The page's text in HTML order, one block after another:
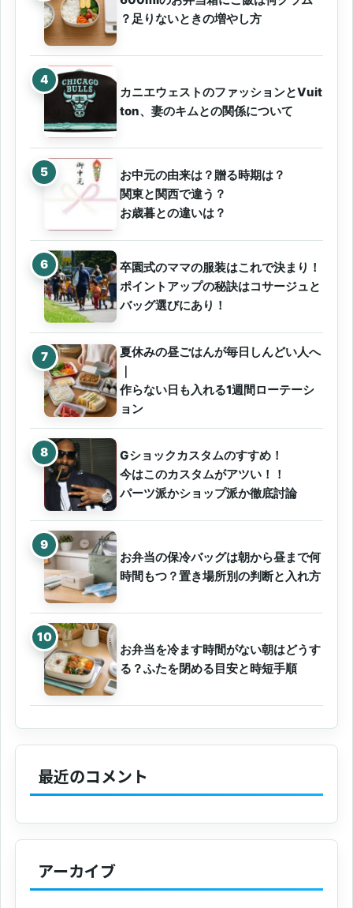
？足りないときの増やし方
カニエウェストのファッションとVuit
ton、妻のキムとの関係について
お中元の由来は？贈る時期は？
関東と関西で違う？
お歳暮との違いは？
卒園式のママの服装はこれで決まり！
ポイントアップの秘訣はコサージュと
バッグ選びにあり！
夏休みの昼ごはんが毎日しんどい人へ
｜
作らない日も入れる1週間ローテーシ
ョン
Gショックカスタムのすすめ！
今はこのカスタムがアツい！！
パーツ派かショップ派か徹底討論
お弁当の保冷バッグは朝から昼まで何
時間もつ？置き場所別の判断と入れ方
お弁当を冷ます時間がない朝はどうす
る？ふたを閉める目安と時短手順
最近のコメント
アーカイブ